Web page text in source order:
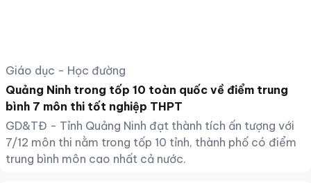
Giáo dục - Học đường
Quảng Ninh trong tốp 10 toàn quốc về điểm trung
bình 7 môn thi tốt nghiệp THPT
GD&TĐ - Tỉnh Quảng Ninh đạt thành tích ấn tượng với
7/12 môn thi nằm trong tốp 10 tỉnh, thành phố có điểm
trung bình môn cao nhất cả nước.